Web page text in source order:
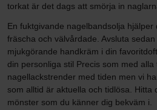
torkat är det dags att smörja in
En fuktgivande nagelbandsolja hjälper
fräscha och välvårdade. Avsluta
mjukgörande handkräm i din
din personliga stil Precis som med
nagellackstrender med tiden men vi
som alltid är aktuella och tidlösa. Hitta
mönster som du känner dig bekväm i.